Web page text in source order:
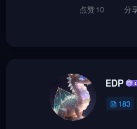
点赞10 分
EDP
183